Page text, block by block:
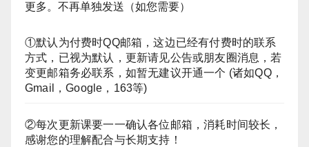
更多。不再单独发送（如您需要）
①默认为付费时QQ邮箱，这边已经有付费时的联系
方式，已视为默认，更新请见公告或朋友圈消息，若
变更邮箱务必联系，如暂无建议开通一个 (诸如QQ，
Gmail，Google，163等)
②每次更新课要一一确认各位邮箱，消耗时间较长，
感谢您的理解配合与长期支持！